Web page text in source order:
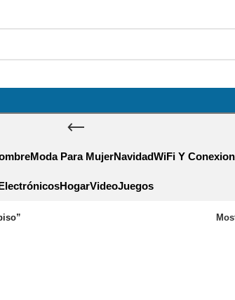
Moda Para MujerNavidadWiFi Y
HogarVideoJuegos